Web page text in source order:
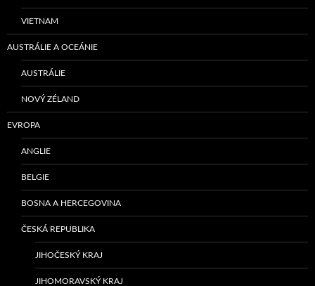
VIETNAM
AUSTRÁLIE A OCEÁNIE
AUSTRÁLIE
NOVÝ ZÉLAND
EVROPA
ANGLIE
BELGIE
BOSNA A HERCEGOVINA
ČESKÁ REPUBLIKA
JIHOČESKÝ KRAJ
JIHOMORAVSKÝ KRAJ